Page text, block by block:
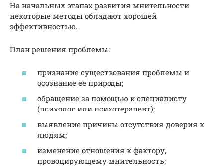
На начальных этапах развития мнительности
некоторые методы обладают хорошей
эффективностью.
План решения проблемы:
признание существования проблемы и
осознание ее природы;
обращение за помощью к специалисту
(психолог или психотерапевт);
выявление причины отсутствия доверия к
людям;
изменение отношения к фактору,
провоцирующему мнительность;